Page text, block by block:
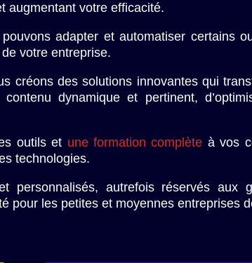
augmentant votre efficacité.
adapter et automatiser certains
votre entreprise.
créons des solutions innovantes qui
dynamique et pertinent,
outils et une formation complète à vos
technologies.
personnalisés, autrefois réservés aux
pour les petites et moyennes entreprises